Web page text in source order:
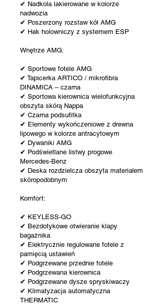
✔ Nadkola lakierowane w kolorze
nadwozia
✔ Poszerzony rozstaw kół AMG
✔ Hak holowniczy z systemem ESP
Wnętrze AMG:
✔ Sportowe fotele AMG
✔ Tapicerka ARTICO / mikrofibra
DINAMICA – czarna
✔ Sportowa kierownica wielofunkcyjna
obszyta skórą Nappa
✔ Czarna podsufitka
✔ Elementy wykończeniowe z drewna
lipowego w kolorze antracytowym
✔ Dywaniki AMG
✔ Podświetlane listwy progowe
Mercedes-Benz
✔ Deska rozdzielcza obszyta materiałem
skóropodobnym
Komfort:
✔ KEYLESS-GO
✔ Bezdotykowe otwieranie klapy
bagażnika
✔ Elektrycznie regulowane fotele z
pamięcią ustawień
✔ Podgrzewane przednie fotele
✔ Podgrzewana kierownica
✔ Podgrzewane dysze spryskiwaczy
✔ Klimatyzacja automatyczna
THERMATIC